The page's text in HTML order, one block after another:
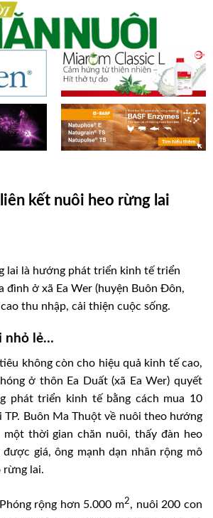
kết nuôi heo rừng lai
lai là hướng phát triển kinh tế triển
đình ở xã Ea Wer (huyện Buôn Đôn,
thu nhập, cải thiện cuộc sống.
nhỏ lẻ…
không còn cho hiệu quả kinh tế cao,
ở thôn Ea Duất (xã Ea Wer) quyết
phát triển kinh tế bằng cách mua 10
TP. Buôn Ma Thuột về nuôi theo hướng
một thời gian chăn nuôi, thấy đàn heo
giá, ông mạnh dạn nhân rộng mô
rừng lai.
rộng hơn 5.000 m2, nuôi 200 con